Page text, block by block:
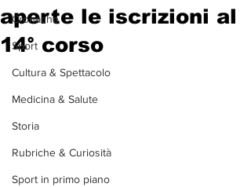
Cronache
Sport
Cultura & Spettacolo
Medicina & Salute
Storia
Rubriche & Curiosità
Sport in primo piano
aperte le iscrizioni al
14° corso